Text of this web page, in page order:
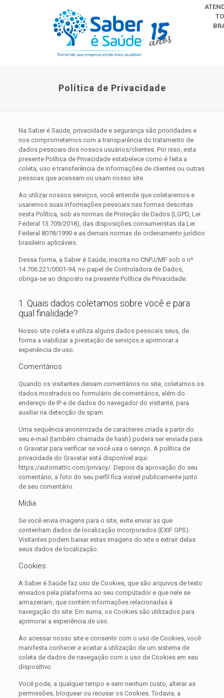
Política de Privacidade
Na Saber é Saúde, privacidade e segurança são prioridades e
nos comprometemos com a transparência do tratamento de
dados pessoais dos nossos usuários/clientes. Por isso, esta
presente Política de Privacidade estabelece como é feita a
coleta, uso e transferência de informações de clientes ou outras
pessoas que acessam ou usam nosso site.
Ao utilizar nossos serviços, você entende que coletaremos e
usaremos suas informações pessoais nas formas descritas
nesta Política, sob as normas de Proteção de Dados (LGPD, Lei
Federal 13.709/2018), das disposições consumeristas da Lei
Federal 8078/1990 e as demais normas do ordenamento jurídico
brasileiro aplicáveis.
Dessa forma, a Saber é Saúde, inscrita no CNPJ/MF sob o nº
14.706.221/0001-94, no papel de Controladora de Dados,
obriga-se ao disposto na presente Política de Privacidade.
1. Quais dados coletamos sobre você e para
qual finalidade?
Nosso site coleta e utiliza alguns dados pessoais seus, de
forma a viabilizar a prestação de serviços e aprimorar a
experiência de uso.
Comentários
Quando os visitantes deixam comentários no site, coletamos os
dados mostrados no formulário de comentários, além do
endereço de IP e de dados do navegador do visitante, para
auxiliar na detecção de spam.
Uma sequência anonimizada de caracteres criada a partir do
seu e-mail (também chamada de hash) poderá ser enviada para
o Gravatar para verificar se você usa o serviço. A política de
privacidade do Gravatar está disponível aqui:
https://automattic.com/privacy/. Depois da aprovação do seu
comentário, a foto do seu perfil fica visível publicamente junto
de seu comentário.
Mídia
Se você envia imagens para o site, evite enviar as que
contenham dados de localização incorporados (EXIF GPS).
Visitantes podem baixar estas imagens do site e extrair delas
seus dados de localização.
Cookies
A Saber é Saúde faz uso de Cookies, que são arquivos de texto
enviados pela plataforma ao seu computador e que nele se
armazenam, que contém informações relacionadas à
navegação do site. Em suma, os Cookies são utilizados para
aprimorar a experiência de uso.
Ao acessar nosso site e consentir com o uso de Cookies, você
manifesta conhecer e aceitar a utilização de um sistema de
coleta de dados de navegação com o uso de Cookies em seu
dispositivo.
Você pode, a qualquer tempo e sem nenhum custo, alterar as
permissões, bloquear ou recusar os Cookies. Todavia, a